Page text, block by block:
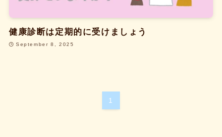
健康診断は定期的に受けましょう
September 8, 2025
1